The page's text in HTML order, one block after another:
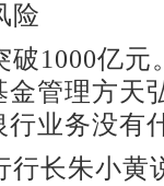
险
1000亿元
管理方天
业务没有
长朱小黄